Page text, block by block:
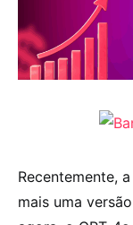
Recentemente,
mais uma